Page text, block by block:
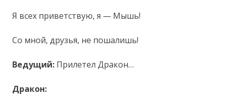
Я всех приветствую, я — Мышь!
Со мной, друзья, не пошалишь!
Ведущий: Прилетел Дракон…
Дракон: